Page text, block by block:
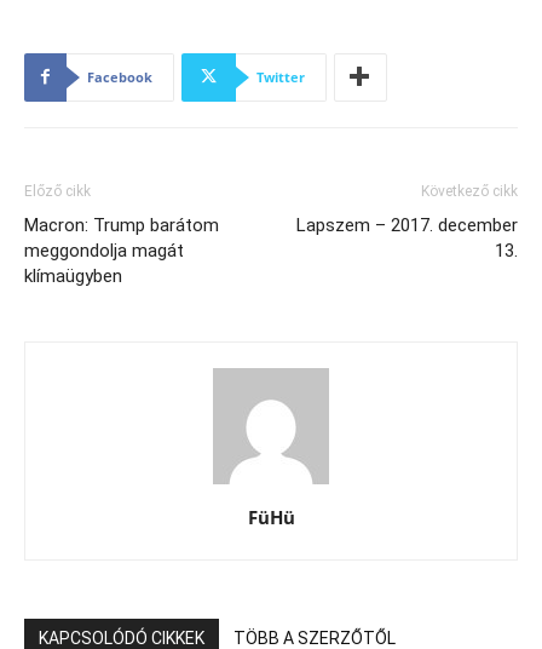
Facebook Twitter
Előző cikk
Macron: Trump barátom
meggondolja magát
klímaügyben
Következő cikk
Lapszem – 2017. december
13.
FüHü
KAPCSOLÓDÓ CIKKEK TÖBB A SZERZŐTŐL